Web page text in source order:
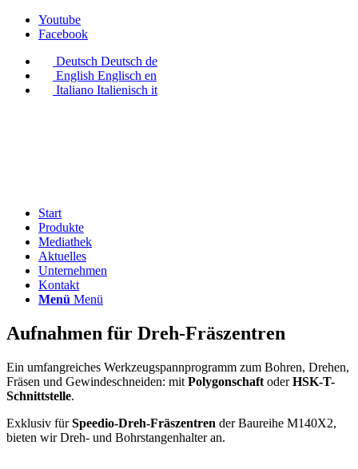
Youtube
Facebook
Deutsch Deutsch de
English Englisch en
Italiano Italienisch it
Start
Produkte
Mediathek
Aktuelles
Unternehmen
Kontakt
Menü Menü
Aufnahmen für Dreh-Fräszentren
Ein umfangreiches Werkzeugspannprogramm zum Bohren, Drehen,
Fräsen und Gewindeschneiden: mit Polygonschaft oderHSK-T-
Schnittstelle.
Exklusiv fürSpeedio-Dreh-Fräszentren der Baureihe M140X2,
bieten wir Dreh- und Bohrstangenhalter an.